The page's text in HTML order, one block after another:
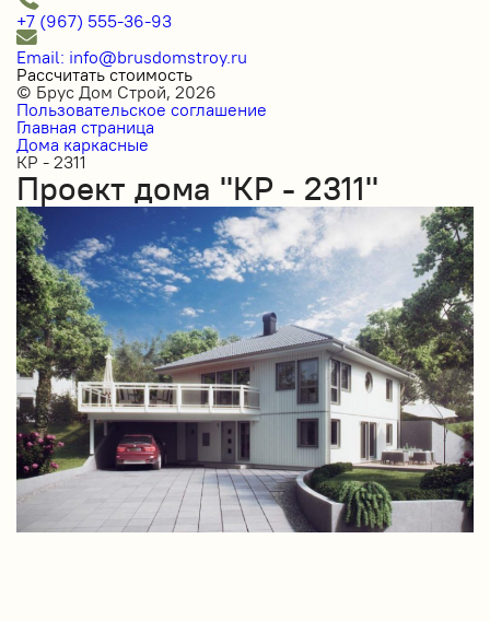
+7 (967) 555-36-93
Email: info@brusdomstroy.ru
Рассчитать стоимость
© Брус Дом Строй, 2026
Пользовательское соглашение
Главная страница
Дома каркасные
КР - 2311
Проект дома "КР - 2311"